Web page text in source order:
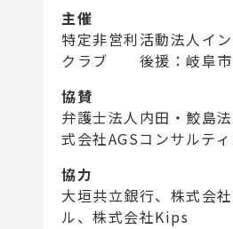
主催
特定非営利活動法人イ
クラブ 後援：岐阜市
協賛
弁護士法人内田・鮫島
式会社AGSコンサルテ
協力
大垣共立銀行、株式会
ル、株式会社Kips